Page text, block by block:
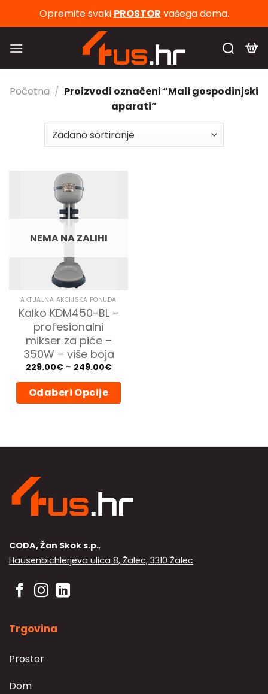
Opremite svaki PROSTOR vašega doma.
Početna / Proizvodi označeni “Mali gospodinjski
aparati”
NEMA NA ZALIHI
AKTUALNA AKCIJSKA PONUDA
Kalko KDM450-BL –
profesionalni
mikser za piće –
350W – više boja
229.00€ – 249.00€Price
229.00€
Odaberi Opcije
više
mogu
odabrati
proizvoda
CODA, Žan Skok s.p.,
Hausenbichlerjeva ulica 8, Žalec, 3310 Žalec
Trgovina
Prostor
Dom